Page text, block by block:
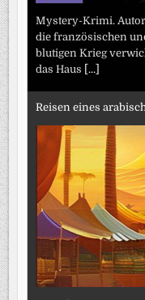
Mystery-Krimi.
die französischen
blutigen Krieg
das Haus [...]
Reisen eines